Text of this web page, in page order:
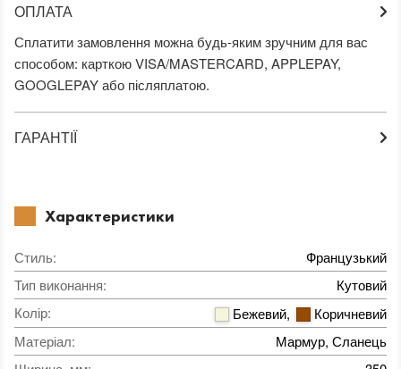
ОПЛАТА
Сплатити замовлення можна будь-яким зручним для вас
способом: карткою VISA/MASTERCARD, APPLEPAY,
GOOGLEPAY або післяплатою.
ГАРАНТІЇ
Характеристики
Стиль:
Французький
Тип виконання:
Кутовий
Колір: Бежевий,
Коричневий
Матеріал:
Мармур, Сланець